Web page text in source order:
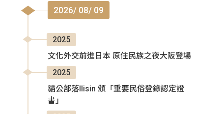
2026/ 08/ 09
2025
文化外交前進日本 原住民族之夜大阪登場
2025
貓公部落Ilisin 頒「重要民俗登錄認定證
書」